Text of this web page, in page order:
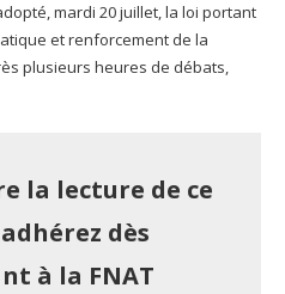
mardi 20 juillet, la loi portant
et renforcement de la
plusieurs heures de débats,
la lecture de ce
dès
à la FNAT